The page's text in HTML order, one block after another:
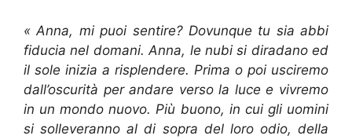
« Anna, mi puoi sentire? Dovunque tu sia abbi
fiducia nel domani. Anna, le nubi si diradano ed
il sole inizia a risplendere. Prima o poi usciremo
dall’oscurità per andare verso la luce e vivremo
in un mondo nuovo. Più buono, in cui gli uomini
si solleveranno al di sopra del loro odio, della